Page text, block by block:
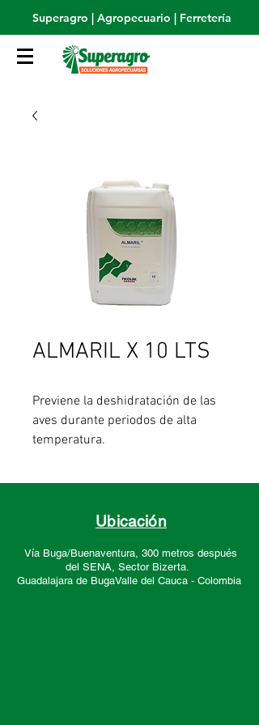
Superagro | Agropecuario | Ferretería
ALMARIL X 10 LTS
Previene la deshidratación de las
aves durante periodos de alta
temperatura.
Ubicación
Vía Buga/Buenaventura, 300 metros después
del SENA, Sector Bizerta.
Guadalajara de BugaValle del Cauca - Colombia